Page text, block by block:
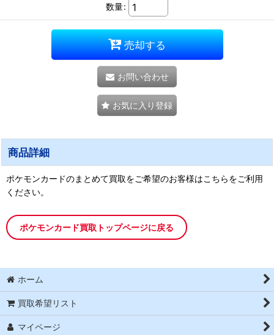
数量:
売却する
お問い合わせ
お気に入り登録
商品詳細
ポケモンカードのまとめて買取をご希望のお客様はこちらをご利用
ください。
ポケモンカード買取トップページに戻る
ホーム
買取希望リスト
マイページ